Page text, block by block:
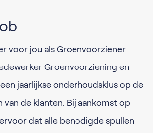
voor jou als Groenvoorziener
Groenvoorziening en
jaarlijkse onderhoudsklus op de
van de klanten. Bij aankomst op
dat alle benodigde spullen